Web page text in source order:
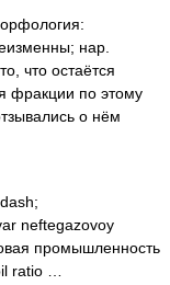
нар.
что остаётся
фракции по этому
о нём
neftegazovoy
промышленность
ratio …